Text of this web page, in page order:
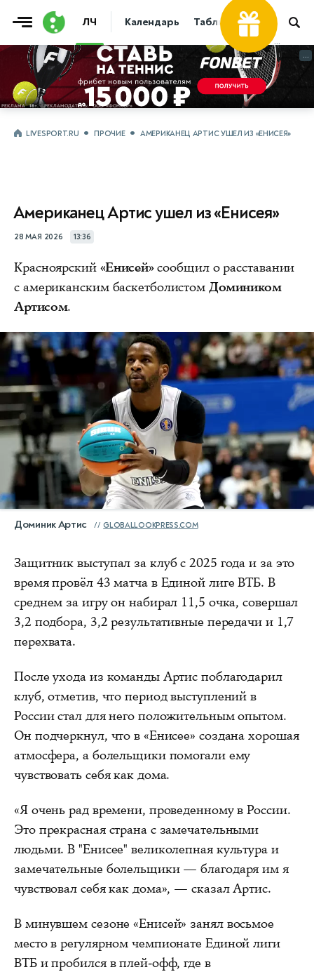
ЛЧ Календарь Таблица Прогнозы
...
...
LIVESPORT.RU ПРОЧИЕ АМЕРИКАНЕЦ АРТИС УШЕЛ ИЗ «ЕНИСЕЯ»
Американец Артис ушел из «Енисея»
28 МАЯ 2026 13:36
Красноярский «Енисей»сообщил о расставании
с американским баскетболистом Домиником
Артисом.
Доминик Артис GLOBALLOOKPRESS.COM
Защитник выступал за клуб с 2025 года и за это
время провёл 43 матча в Единой лиге ВТБ. В
среднем за игру он набирал 11,5 очка, совершал
3,2 подбора, 3,2 результативные передачи и 1,7
перехвата.
После ухода из команды Артис поблагодарил
клуб, отметив, что период выступлений в
России стал для него положительным опытом.
Он подчеркнул, что в «Енисее» создана хорошая
атмосфера, а болельщики помогали ему
чувствовать себя как дома.
«Я очень рад времени, проведенному в России.
Это прекрасная страна с замечательными
людьми. В "Енисее" великолепная культура и
замечательные болельщики — благодаря им я
чувствовал себя как дома», — сказал Артис.
В минувшем сезоне «Енисей» занял восьмое
место в регулярном чемпионате Единой лиги
ВТБ и пробился в плей-офф, где в